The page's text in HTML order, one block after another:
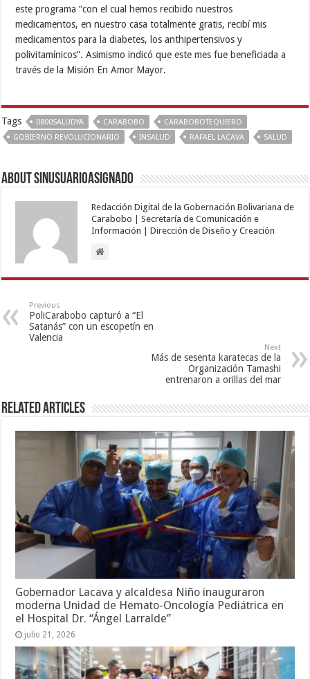
este programa “con el cual hemos recibido nuestros
medicamentos, en nuestro casa totalmente gratis, recibí mis
medicamentos para la diabetes, los anthipertensivos y
polivitamínicos”. Asimismo indicó que este mes fue beneficiada a
través de la Misión En Amor Mayor.
Tags 0800SALUDYA CARABOBO
CARABOBOTEQUIERO
GOBIERNO REVOLUCIONARIO
INSALUD RAFAEL LACAVA SALUD
About sinusuarioasignado
Redacción Digital de la Gobernación Bolivariana de
Carabobo | Secretaría de Comunicación e
Información | Dirección de Diseño y Creación
Previous
PoliCarabobo capturó a “El
Satanás” con un escopetín en
Valencia
Next
Más de sesenta karatecas de la
Organización Tamashi
entrenaron a orillas del mar
Related Articles
Gobernador Lacava y alcaldesa Niño inauguraron
moderna Unidad de Hemato-Oncología Pediátrica en
el Hospital Dr. “Ángel Larralde”
julio 21, 2026